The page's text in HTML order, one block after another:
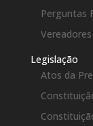
Perguntas
Vereadores
Legislação
Atos da